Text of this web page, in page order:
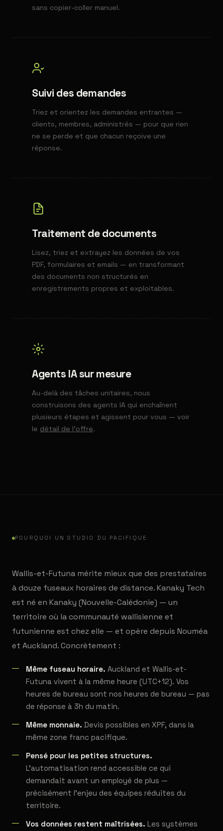
sans copier-coller manuel.
Suivi des demandes
Triez et orientez les demandes entrantes —
clients, membres, administrés — pour que rien
ne se perde et que chacun reçoive une
réponse.
Traitement de documents
Lisez, triez et extrayez les données de vos
PDF, formulaires et emails — en transformant
des documents non structurés en
enregistrements propres et exploitables.
Agents IA sur mesure
Au-delà des tâches unitaires, nous
construisons des agents IA qui enchaînent
plusieurs étapes et agissent pour vous — voir
le détail de l'offre.
POURQUOI UN STUDIO DU PACIFIQUE
Wallis-et-Futuna mérite mieux que des prestataires
à douze fuseaux horaires de distance. Kanaky Tech
est né en Kanaky (Nouvelle-Calédonie) — un
territoire où la communauté wallisienne et
futunienne est chez elle — et opère depuis Nouméa
et Auckland. Concrètement :
Même fuseau horaire. Auckland et Wallis-et-
Futuna vivent à la même heure (UTC+12). Vos
heures de bureau sont nos heures de bureau — pas
de réponse à 3h du matin.
Même monnaie. Devis possibles en XPF, dans la
même zone franc pacifique.
Pensé pour les petites structures.
L'automatisation rend accessible ce qui
demandait avant un employé de plus —
précisément l'enjeu des équipes réduites du
territoire.
Vos données restent maîtrisées. Les systèmes